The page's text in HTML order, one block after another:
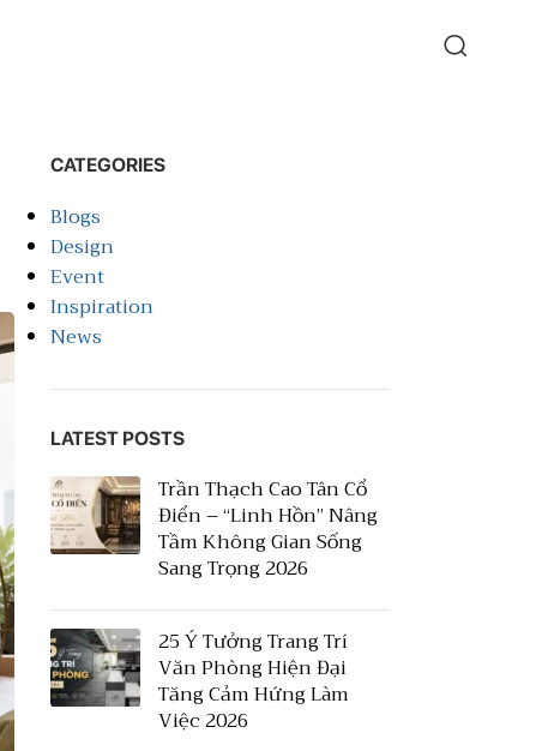
CATEGORIES
Blogs
Design
Event
Inspiration
News
LATEST POSTS
Trần Thạch Cao Tân Cổ
Điển – “Linh Hồn” Nâng
Tầm Không Gian Sống
Sang Trọng 2026
25 Ý Tưởng Trang Trí
Văn Phòng Hiện Đại
Tăng Cảm Hứng Làm
Việc 2026